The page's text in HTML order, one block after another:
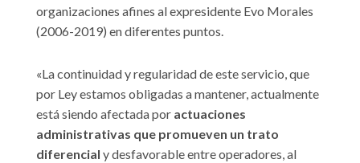
organizaciones afines al expresidente Evo Morales
(2006-2019) en diferentes puntos.
«La continuidad y regularidad de este servicio, que
por Ley estamos obligadas a mantener, actualmente
está siendo afectada por actuaciones
administrativas que promueven un trato
diferencial y desfavorable entre operadores, al